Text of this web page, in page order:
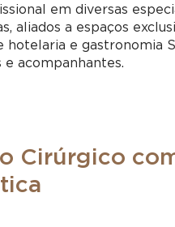
em diversas
aliados a espaços
hotelaria e gastronomia
e acompanhantes.
Cirúrgico